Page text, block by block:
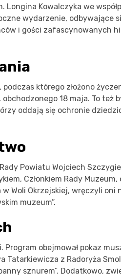
Longina Kowalczyka we
wydarzenie, odbywające
i gości zafascynowanych
którego złożono
18 maja. To też
oddają się ochronie
Powiatu Wojciech
Członkiem Rady Muzeum,
Woli Okrzejskiej, wręczyli oni
muzeum”.
Program obejmował pokaz
Tatarkiewicza z Radoryża
sznurem”. Dodatkowo,